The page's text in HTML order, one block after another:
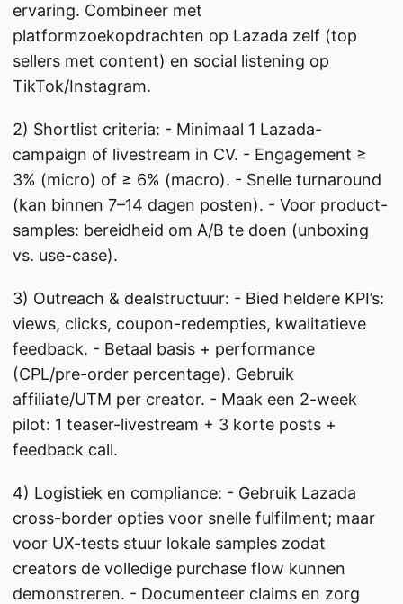
ervaring. Combineer met
platformzoekopdrachten op Lazada zelf (top
sellers met content) en social listening op
TikTok/Instagram.
2) Shortlist criteria: - Minimaal 1 Lazada-
campaign of livestream in CV. - Engagement ≥
3% (micro) of ≥ 6% (macro). - Snelle turnaround
(kan binnen 7–14 dagen posten). - Voor product-
samples: bereidheid om A/B te doen (unboxing
vs. use-case).
3) Outreach & dealstructuur: - Bied heldere KPI’s:
views, clicks, coupon-redempties, kwalitatieve
feedback. - Betaal basis + performance
(CPL/pre-order percentage). Gebruik
affiliate/UTM per creator. - Maak een 2-week
pilot: 1 teaser-livestream + 3 korte posts +
feedback call.
4) Logistiek en compliance: - Gebruik Lazada
cross-border opties voor snelle fulfilment; maar
voor UX-tests stuur lokale samples zodat
creators de volledige purchase flow kunnen
demonstreren. - Documenteer claims en zorg